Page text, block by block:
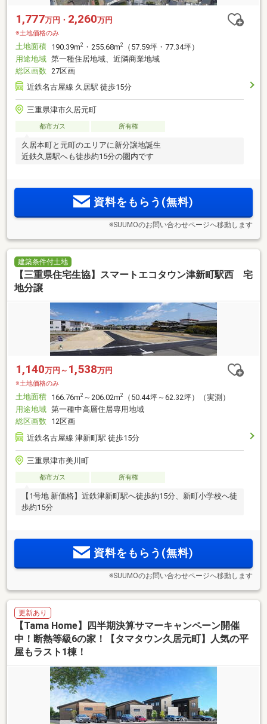
1,777万円・ 2,260万円
※土地価格のみ
土地面積 190.39m2 ・255.68m2
（57.59坪・77.34坪）
用途地域 第一種住居地域、近隣商業地域
総区画数 27区画
近鉄名古屋線 久居駅 徒歩15分
三重県津市久居元町
都市ガス 所有権
久居本町と元町のエリアに新分譲地誕生
近鉄久居駅へも徒歩約15分の圏内です
資料をもらう(無料)
※SUUMOのお問い合わせページへ移動します
建築条件付土地
【三重県住宅生協】スマートエコタウン津新町駅西 宅
地分譲
1,140万円～ 1,538万円
※土地価格のみ
土地面積 166.76m2 ～206.02m2
（50.44坪～62.32坪）（実測）
用途地域 第一種中高層住居専用地域
総区画数 12区画
近鉄名古屋線 津新町駅 徒歩15分
三重県津市美川町
都市ガス 所有権
【1号地 新価格】近鉄津新町駅へ徒歩約15分、新町小学校へ徒
歩約15分
資料をもらう(無料)
※SUUMOのお問い合わせページへ移動します
更新あり
【Tama Home】四半期決算サマーキャンペーン開催
中！断熱等級6の家！【タマタウン久居元町】人気の平
屋もラスト1棟！